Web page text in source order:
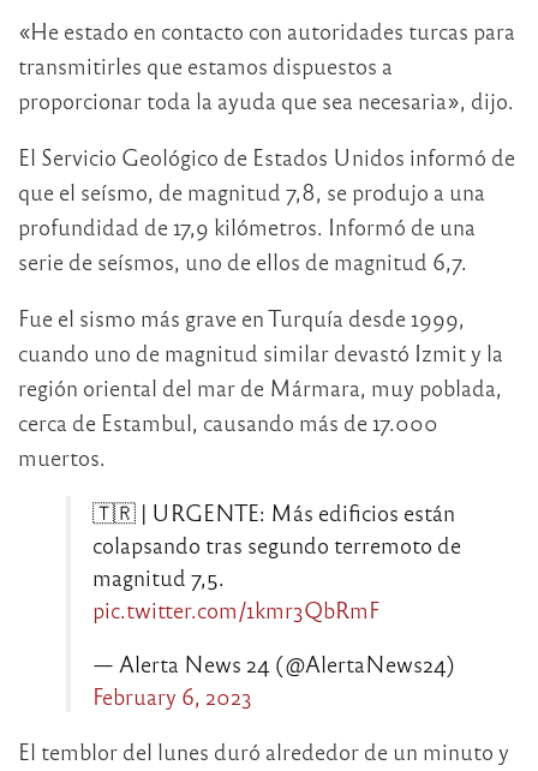
«He estado en contacto con autoridades turcas para
transmitirles que estamos dispuestos a
proporcionar toda la ayuda que sea necesaria», dijo.
El Servicio Geológico de Estados Unidos informó de
que el seísmo, de magnitud 7,8, se produjo a una
profundidad de 17,9 kilómetros. Informó de una
serie de seísmos, uno de ellos de magnitud 6,7.
Fue el sismo más grave en Turquía desde 1999,
cuando uno de magnitud similar devastó Izmit y la
región oriental del mar de Mármara, muy poblada,
cerca de Estambul, causando más de 17.000
muertos.
🇹🇷 | URGENTE: Más edificios están
colapsando tras segundo terremoto de
magnitud 7,5.
pic.twitter.com/1kmr3QbRmF
— Alerta News 24 (@AlertaNews24)
February 6, 2023
El temblor del lunes duró alrededor de un minuto y